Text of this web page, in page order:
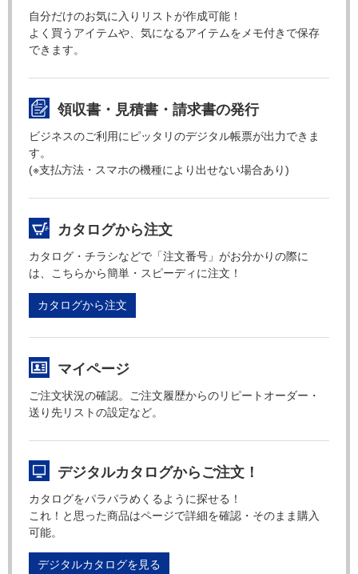
自分だけのお気に入りリストが作成可能！
よく買うアイテムや、気になるアイテムをメモ付きで保存
できます。
領収書・見積書・請求書の発行
ビジネスのご利用にピッタリのデジタル帳票が出力できま
す。
(※支払方法・スマホの機種により出せない場合あり)
カタログから注文
カタログ・チラシなどで「注文番号」がお分かりの際に
は、こちらから簡単・スピーディに注文！
カタログから注文
マイページ
ご注文状況の確認。ご注文履歴からのリピートオーダー・
送り先リストの設定など。
デジタルカタログからご注文！
カタログをパラパラめくるように探せる！
これ！と思った商品はページで詳細を確認・そのまま購入
可能。
デジタルカタログを見る